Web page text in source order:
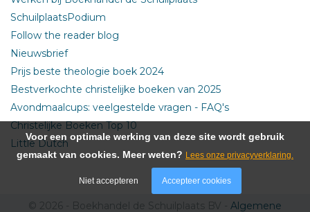
SchuilplaatsPodium
Follow the reader blog
Nieuwsbrief
Prijs beste theologie boek 2024
Bestverkochte christelijke boeken van 2025
Avondmaalcups: veelgestelde vragen - FAQ's
Christelijke Boeken Top 10
Little Dutch
© 2026 - Boekhandel de Schuilplaats BV - Algemene
Voor een optimale werking van deze site wordt gebruik
gemaakt van cookies. Meer weten? Lees onze privacyverklaring.
Niet accepteren Accepteer cookies